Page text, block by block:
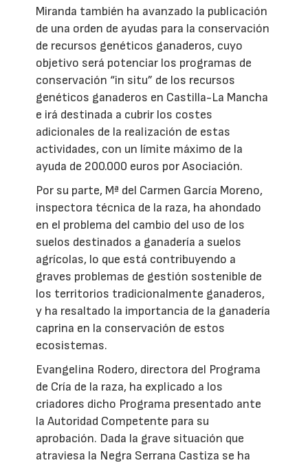
Miranda también ha avanzado la publicación
de una orden de ayudas para la conservación
de recursos genéticos ganaderos, cuyo
objetivo será potenciar los programas de
conservación “in situ” de los recursos
genéticos ganaderos en Castilla-La Mancha
e irá destinada a cubrir los costes
adicionales de la realización de estas
actividades, con un límite máximo de la
ayuda de 200.000 euros por Asociación.
Por su parte, Mª del Carmen García Moreno,
inspectora técnica de la raza, ha ahondado
en el problema del cambio del uso de los
suelos destinados a ganadería a suelos
agrícolas, lo que está contribuyendo a
graves problemas de gestión sostenible de
los territorios tradicionalmente ganaderos,
y ha resaltado la importancia de la ganadería
caprina en la conservación de estos
ecosistemas.
Evangelina Rodero, directora del Programa
de Cría de la raza, ha explicado a los
criadores dicho Programa presentado ante
la Autoridad Competente para su
aprobación. Dada la grave situación que
atraviesa la Negra Serrana Castiza se ha